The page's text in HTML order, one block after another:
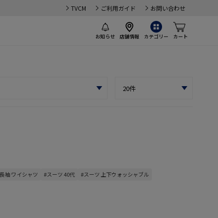
TVCM ご利用ガイド お問い合わせ
お知らせ 店舗情報 カテゴリー カート
袖 ワイシャツ #スーツ 40代 #スーツ 上下ウォッシャブル